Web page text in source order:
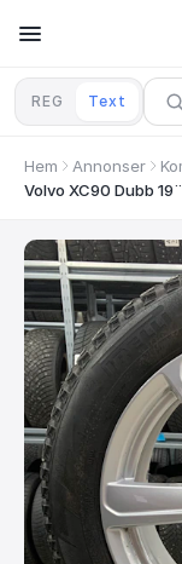
REG Text
Hem Annonser
Volvo XC90 Dubb